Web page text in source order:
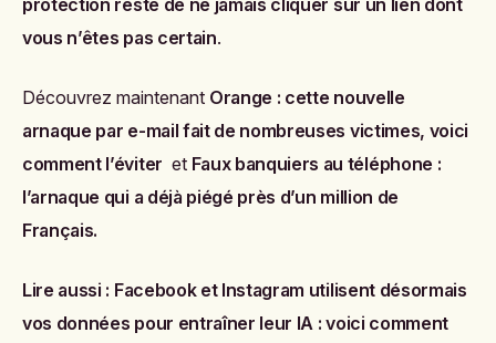
protection reste de ne jamais cliquer sur un lien dont
vous n’êtes pas certain.
Découvrez maintenant Orange : cette nouvelle
arnaque par e-mail fait de nombreuses victimes, voici
comment l’éviter et Faux banquiers au téléphone :
l’arnaque qui a déjà piégé près d’un million de
Français.
Lire aussi : Facebook et Instagram utilisent désormais
vos données pour entraîner leur IA : voici comment